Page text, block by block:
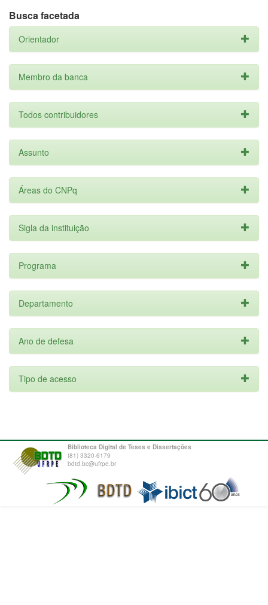
Busca facetada
Orientador
Membro da banca
Todos contribuidores
Assunto
Áreas do CNPq
Sigla da instituição
Programa
Departamento
Ano de defesa
Tipo de acesso
Biblioteca Digital de Teses e Dissertações
(81) 3320-6179
bdtd.bc@ufrpe.br